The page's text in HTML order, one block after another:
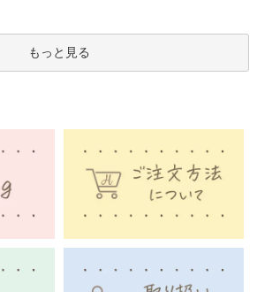
もっと見る